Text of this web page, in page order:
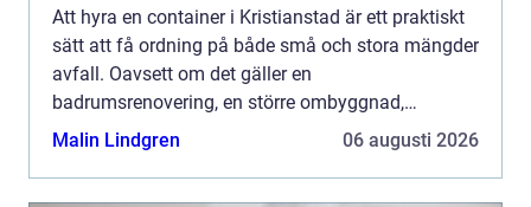
Att hyra en container i Kristianstad är ett praktiskt
sätt att få ordning på både små och stora mängder
avfall. Oavsett om det gäller en
badrumsrenovering, en större ombyggnad,
trädgårdsrensning eller en städdag i
Malin Lindgren 06 augusti 2026